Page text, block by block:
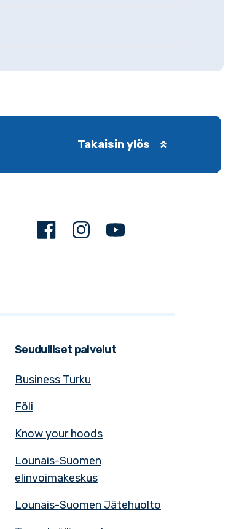
Takaisin ylös
FacebookInstagram
Seudulliset palvelut
Business Turku
Föli
Know your hoods
Lounais-Suomen
elinvoimakeskus
Lounais-Suomen Jätehuolto